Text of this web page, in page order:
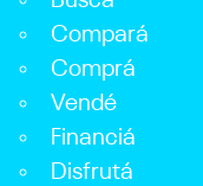
Compará
Comprá
Vendé
Financiá
Disfrutá